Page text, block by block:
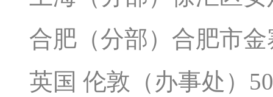
合肥（分部）合肥市
英国 伦敦（办事处）